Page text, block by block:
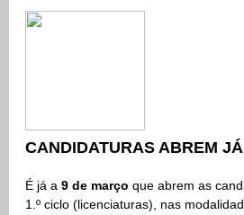
CANDIDATURAS ABREM
É já a 9 de março que abrem as
1.º ciclo (licenciaturas), nas